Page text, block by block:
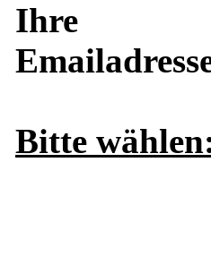
Ihre
Bitte